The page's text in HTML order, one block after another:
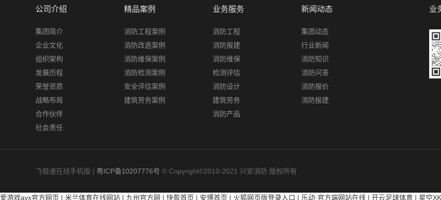
公司介绍
集团简介
企业文化
组织架构
发展历程
荣誉资质
战略布局
合作伙伴
社会责任
精品案例
消防工程案例
消防改造案例
消防维保案例
消防检测案例
安全评估案例
建筑劳务案例
业务服务
消防工程
消防报建
消防维保
检测评估
消防设计
建筑劳务
消防产品
新闻动态
集团动态
行业新闻
消防知识
消防问答
消防报价
消防报建
业
飞极速在线手机版 | 粤ICP备10207776号 © Copyright©2010-2021 兴安消防 版权所有
爱游戏ayx官方网页 | 米兰体育在线网站 | 九州官方网 | 快盈首页 | 安博首页 | 火狐网页版登录入口 | 乐动·官方端网站在线 | 开云足球体育 | 星空